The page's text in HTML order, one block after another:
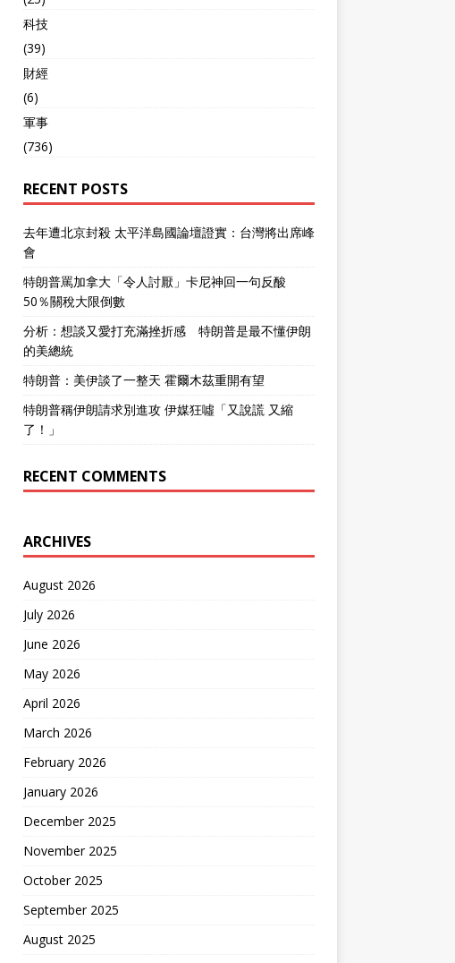
科技
(39)
財經
(6)
軍事
(736)
RECENT POSTS
去年遭北京封殺 太平洋島國論壇證實：台灣將出席峰
會
特朗普罵加拿大「令人討厭」卡尼神回一句反酸
50％關稅大限倒數
分析：想談又愛打充滿挫折感 特朗普是最不懂伊朗
的美總統
特朗普：美伊談了一整天 霍爾木茲重開有望
特朗普稱伊朗請求別進攻 伊媒狂噓「又說謊 又縮
了！」
RECENT COMMENTS
ARCHIVES
August 2026
July 2026
June 2026
May 2026
April 2026
March 2026
February 2026
January 2026
December 2025
November 2025
October 2025
September 2025
August 2025